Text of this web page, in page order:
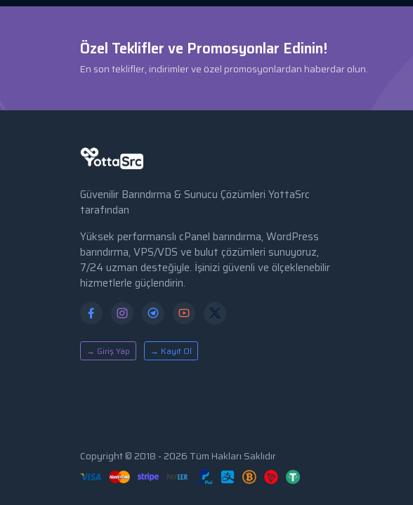
Özel Teklifler ve Promosyonlar Edinin!
En son teklifler, indirimler ve özel promosyonlardan haberdar olun.
Güvenilir Barındırma & Sunucu Çözümleri YottaSrc
tarafından
Yüksek performanslı cPanel barındırma, WordPress
barındırma, VPS/VDS ve bulut çözümleri sunuyoruz,
7/24 uzman desteğiyle. İşinizi güvenli ve ölçeklenebilir
hizmetlerle güçlendirin.
→ Giriş Yap → Kayıt Ol
Copyright © 2018 - 2026 Tüm Hakları Saklıdır